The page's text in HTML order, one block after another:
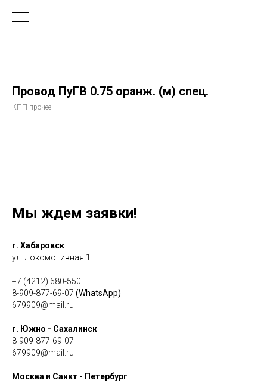
Провод ПуГВ 0.75 оранж. (м) спец.
КПП прочее
Мы ждем заявки!
г. Хабаровск
ул. Локомотивная 1
+7 (4212) 680-550
8-909-877-69-07 (WhatsApp)
679909@mail.ru
г. Южно - Сахалинск
8-909-877-69-07
679909@mail.ru
Москва и Санкт - Петербург